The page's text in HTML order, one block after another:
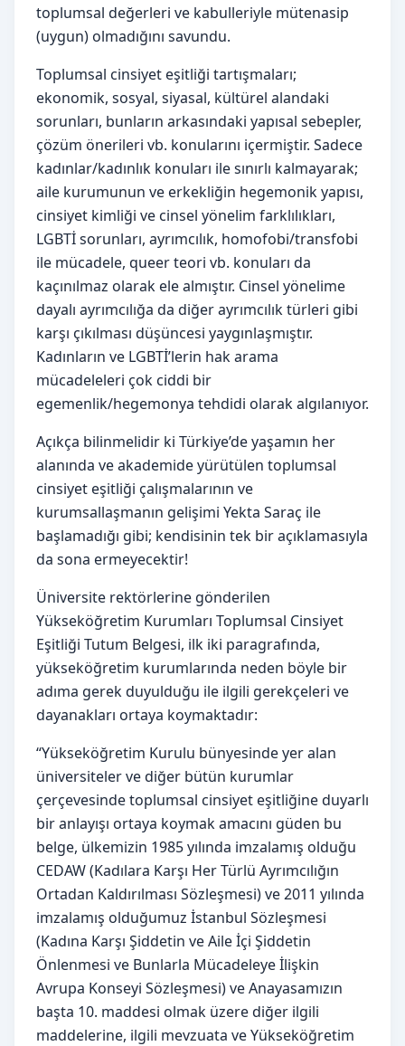
toplumsal değerleri ve kabulleriyle mütenasip
(uygun) olmadığını savundu.
Toplumsal cinsiyet eşitliği tartışmaları;
ekonomik, sosyal, siyasal, kültürel alandaki
sorunları, bunların arkasındaki yapısal sebepler,
çözüm önerileri vb. konularını içermiştir. Sadece
kadınlar/kadınlık konuları ile sınırlı kalmayarak;
aile kurumunun ve erkekliğin hegemonik yapısı,
cinsiyet kimliği ve cinsel yönelim farklılıkları,
LGBTİ sorunları, ayrımcılık, homofobi/transfobi
ile mücadele, queer teori vb. konuları da
kaçınılmaz olarak ele almıştır. Cinsel yönelime
dayalı ayrımcılığa da diğer ayrımcılık türleri gibi
karşı çıkılması düşüncesi yaygınlaşmıştır.
Kadınların ve LGBTİ’lerin hak arama
mücadeleleri çok ciddi bir
egemenlik/hegemonya tehdidi olarak algılanıyor.
Açıkça bilinmelidir ki Türkiye’de yaşamın her
alanında ve akademide yürütülen toplumsal
cinsiyet eşitliği çalışmalarının ve
kurumsallaşmanın gelişimi Yekta Saraç ile
başlamadığı gibi; kendisinin tek bir açıklamasıyla
da sona ermeyecektir!
Üniversite rektörlerine gönderilen
Yükseköğretim Kurumları Toplumsal Cinsiyet
Eşitliği Tutum Belgesi, ilk iki paragrafında,
yükseköğretim kurumlarında neden böyle bir
adıma gerek duyulduğu ile ilgili gerekçeleri ve
dayanakları ortaya koymaktadır:
“Yükseköğretim Kurulu bünyesinde yer alan
üniversiteler ve diğer bütün kurumlar
çerçevesinde toplumsal cinsiyet eşitliğine duyarlı
bir anlayışı ortaya koymak amacını güden bu
belge, ülkemizin 1985 yılında imzalamış olduğu
CEDAW (Kadılara Karşı Her Türlü Ayrımcılığın
Ortadan Kaldırılması Sözleşmesi) ve 2011 yılında
imzalamış olduğumuz İstanbul Sözleşmesi
(Kadına Karşı Şiddetin ve Aile İçi Şiddetin
Önlenmesi ve Bunlarla Mücadeleye İlişkin
Avrupa Konseyi Sözleşmesi) ve Anayasamızın
başta 10. maddesi olmak üzere diğer ilgili
maddelerine, ilgili mevzuata ve Yükseköğretim